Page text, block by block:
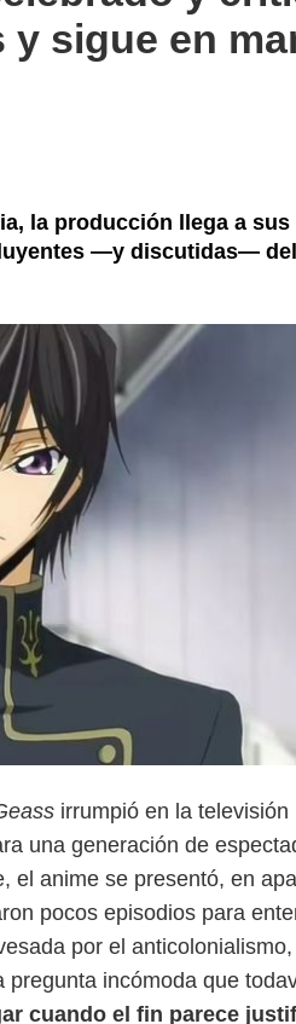
y sigue en
la producción llega a sus
—y discutidas—
irrumpió en la televisión
una generación de
el anime se presentó, en
pocos episodios para
por el
pregunta incómoda que
cuando el fin parece